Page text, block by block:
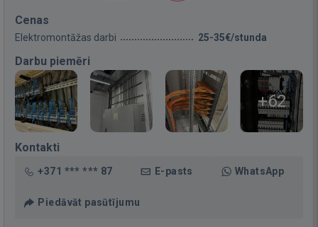
Cenas
Elektromontāžas darbi 25-35€/stunda
Darbu piemēri
+62
Kontakti
+371 *** *** 87 E-pasts WhatsApp
Piedāvāt pasūtījumu